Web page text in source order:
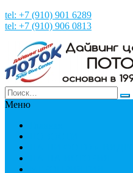
tel: +7 (910) 901 6289
tel: +7 (910) 906 0813
Меню